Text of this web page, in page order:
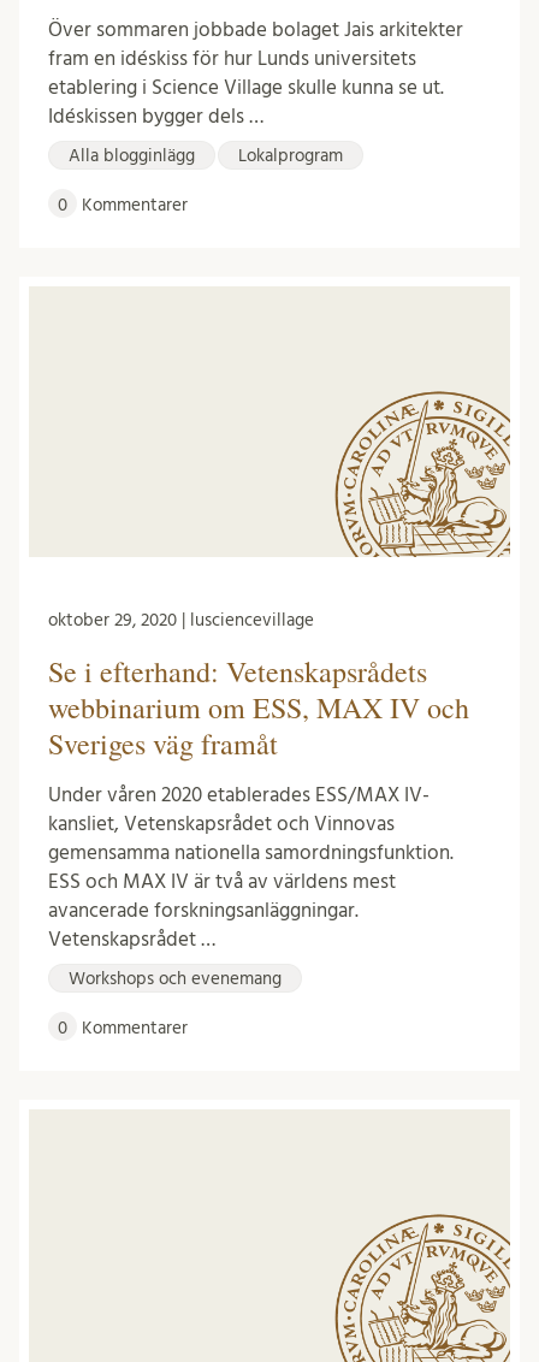
Över sommaren jobbade bolaget Jais arkitekter
fram en idéskiss för hur Lunds universitets
etablering i Science Village skulle kunna se ut.
Idéskissen bygger dels …
Alla blogginlägg Lokalprogram
0 Kommentarer
oktober 29, 2020 | lusciencevillage
Se i efterhand: Vetenskapsrådets
webbinarium om ESS, MAX IV och
Sveriges väg framåt
Under våren 2020 etablerades ESS/MAX IV-
kansliet, Vetenskapsrådet och Vinnovas
gemensamma nationella samordningsfunktion.
ESS och MAX IV är två av världens mest
avancerade forskningsanläggningar.
Vetenskapsrådet …
Workshops och evenemang
0 Kommentarer